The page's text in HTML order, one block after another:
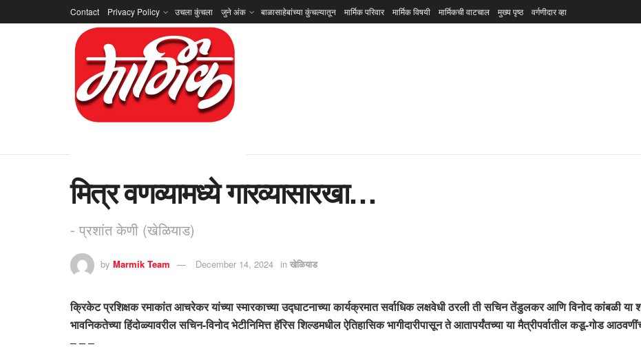
Contact Privacy Policy उचला कुंचला जुने अंक बाळासाहेबांच्या कुंचल्यातून मार्मिक परिवार मार्मिक विषयी मार्मिकची वाटचाल मुख्य पृष्ठ वर्गणीदार व्हा
मित्र वणव्यामध्ये गारव्यासारखा…
- प्रशांत केणी (खेळियाड)
by Marmik Team December 14, 2024 in खेळियाड
क्रिकेट प्रशिक्षक रमाकांत आचरेकर यांच्या स्मारकाच्या उद्घाटनाच्या कार्यक्रमात सर्वाधिक लक्षवेधी ठरली ती सचिन तेंडुलकर आणि विनोद कांबळी या
भावनिकतेच्या हिंदोळ्यावरील सचिन-विनोद भेटीनिमित्त हॅरिस शिल्डमधील ऐतिहासिक भागीदारीपासून ते आतापर्यंतच्या या मैत्रीपर्वातील कडू-गोड
– – –